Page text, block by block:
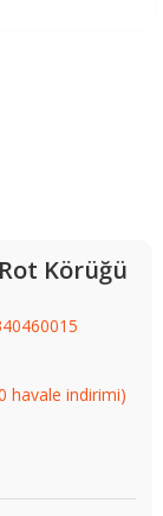
Körüğü
havale indirimi)